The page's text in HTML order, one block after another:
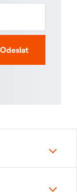
Odeslat